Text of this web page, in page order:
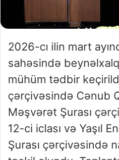
2026-cı ilin mart
sahəsində
mühüm tədbir
çərçivəsində Cənub
Məşvərət Şurası
12-ci iclası və Yaşıl
Şurası çərçivəsində